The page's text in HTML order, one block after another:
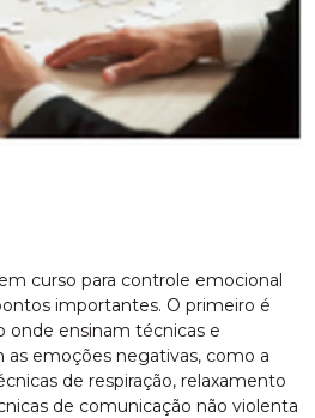
curso para controle emocional
importantes. O primeiro é
onde ensinam técnicas e
as emoções negativas, como a
de respiração, relaxamento
de comunicação não violenta